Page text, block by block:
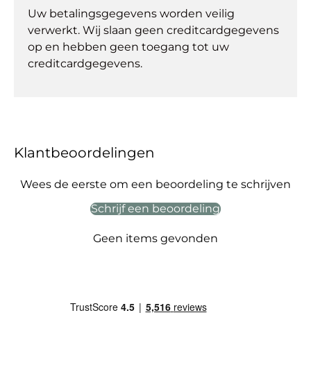
Uw betalingsgegevens worden veilig
verwerkt. Wij slaan geen creditcardgegevens
op en hebben geen toegang tot uw
creditcardgegevens.
Klantbeoordelingen
Wees de eerste om een beoordeling te schrijven
Schrijf een beoordeling
Geen items gevonden